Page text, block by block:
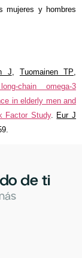
mujeres y hombres
J, Tuomainen TP,
chain omega-3
in elderly men and
Factor Study. Eur J
de ti